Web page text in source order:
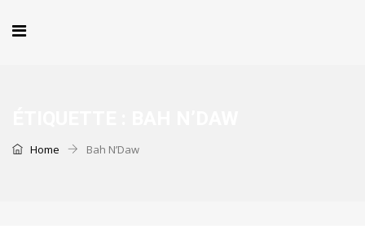
Home Bah N’Daw